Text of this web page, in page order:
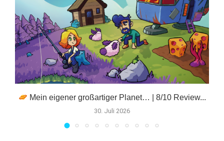
Mein eigener großartiger Planet… | 8/10 Review...
30. Juli 2026